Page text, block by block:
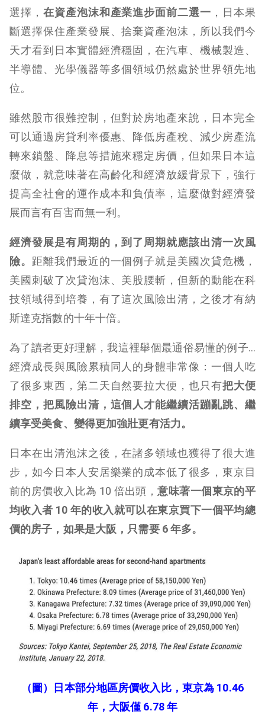
選擇， 在資產泡沫和產業進步面前二選一 ，日本果
斷選擇保住產業發展、捨棄資產泡沫，所以我們今
天才看到日本實體經濟穩固，在汽車、機械製造、
半導體、光學儀器等多個領域仍然處於世界領先地
位。
雖然股市很難控制，但對於房地產來說，日本完全
可以通過房貸利率優惠、降低房產稅、減少房產流
轉來鎖盤、降息等措施來穩定房價，但如果日本這
麼做，就意味著在高齡化和經濟放緩背景下，強行
提高全社會的運作成本和負債率，這麼做對經濟發
展而言有百害而無一利。
經濟發展是有周期的，到了周期就應該出清一次風
險。 距離我們最近的一個例子就是美國次貸危機，
美國刺破了次貸泡沫、美股腰斬，但新的動能在科
技領域得到培養，有了這次風險出清，之後才有納
斯達克指數的十年十倍。
為了讀者更好理解，我這裡舉個最通俗易懂的例子…
經濟成長與風險累積同人的身體非常像：一個人吃
了很多東西，第二天自然要拉大便，也只有把大便
排空，把風險出清，這個人才能繼續活蹦亂跳、繼
續享受美食、變得更加強壯更有活力。
日本在出清泡沫之後，在諸多領域也獲得了很大進
步，如今日本人安居樂業的成本低了很多，東京目
前的房價收入比為 10 倍出頭，意味著一個東京的平
均收入者 10 年的收入就可以在東京買下一個平均總
價的房子，如果是大阪，只需要 6 年多。
（圖）日本部分地區房價收入比，東京為 10.46
年，大阪僅 6.78 年